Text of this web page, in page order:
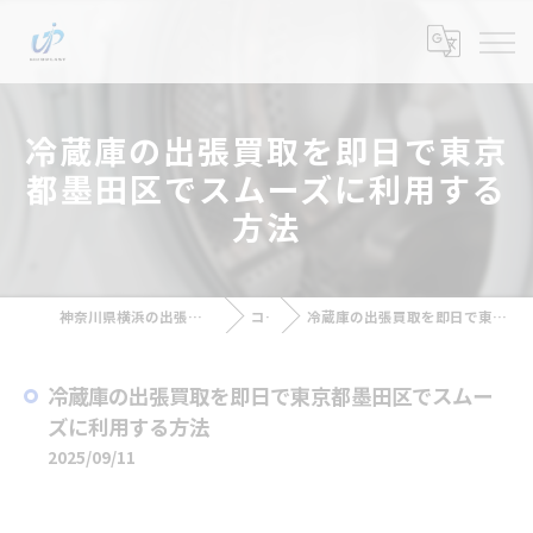
冷蔵庫の出張買取を即日で東京
都墨田区でスムーズに利用する
方法
神奈川県横浜の出張買取なら出張買取アップラスト コラム 冷蔵庫の出張買取を即日で東京都墨田区でスムーズに利用する方法
冷蔵庫の出張買取を即日で東京都墨田区でスムー
ズに利用する方法
2025/09/11